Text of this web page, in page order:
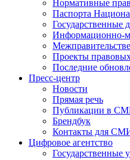
Нормативные
Паспорта
Государственные
Информационно-
Проекты
Последние
Пресс-центр
Новости
Прямая речь
Публикации в
Брендбук
Контакты для
Цифровое агентство
Государственные